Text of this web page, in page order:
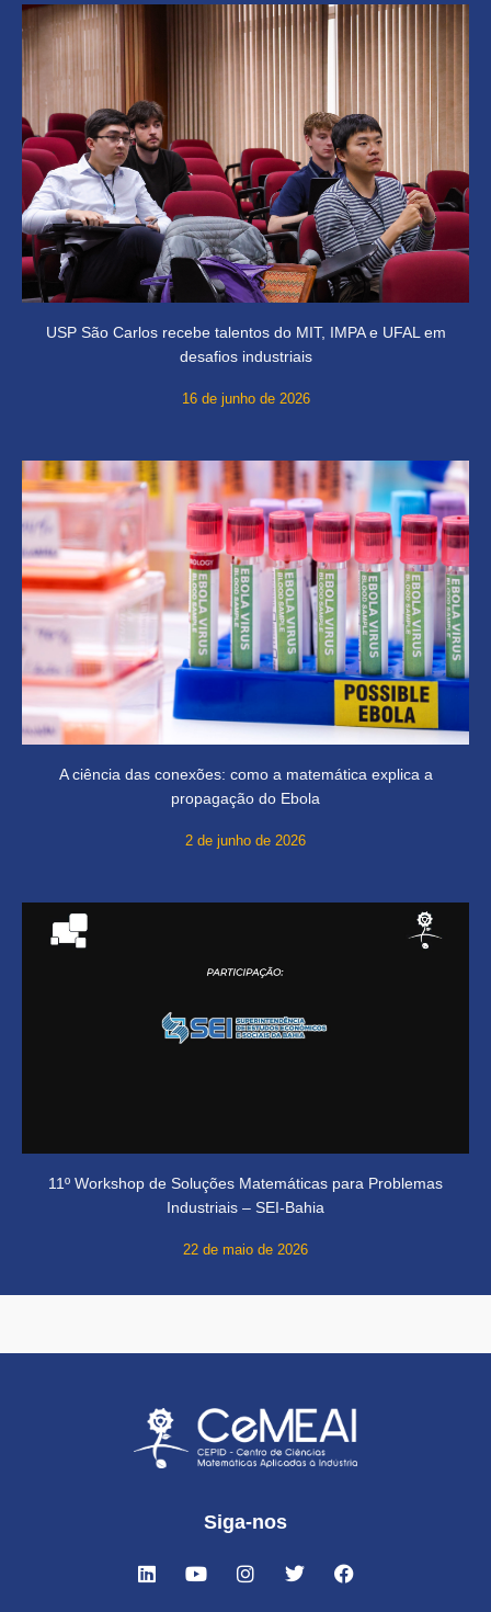
USP São Carlos recebe talentos do MIT, IMPA e UFAL em
desafios industriais
16 de junho de 2026
A ciência das conexões: como a matemática explica a
propagação do Ebola
2 de junho de 2026
11º Workshop de Soluções Matemáticas para Problemas
Industriais – SEI-Bahia
22 de maio de 2026
Siga-nos